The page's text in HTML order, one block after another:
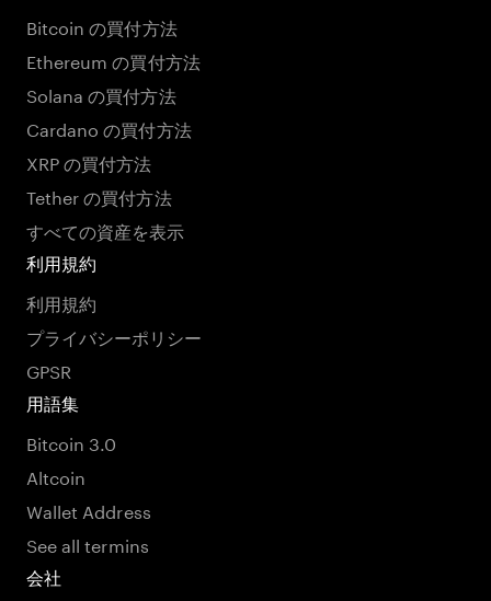
Bitcoin の買付方法
Ethereum の買付方法
Solana の買付方法
Cardano の買付方法
XRP の買付方法
Tether の買付方法
すべての資産を表示
利用規約
利用規約
プライバシーポリシー
GPSR
用語集
Bitcoin 3.0
Altcoin
Wallet Address
See all termins
会社